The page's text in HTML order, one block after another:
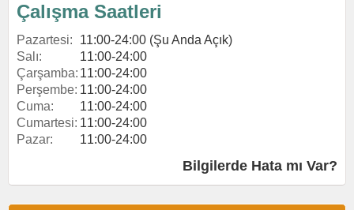
Çalışma Saatleri
Pazartesi:
11:00-24:00 (Şu Anda Açık)
Salı:
11:00-24:00
Çarşamba: 11:00-24:00
Perşembe: 11:00-24:00
Cuma:
11:00-24:00
Cumartesi: 11:00-24:00
Pazar:
11:00-24:00
Bilgilerde Hata mı Var?